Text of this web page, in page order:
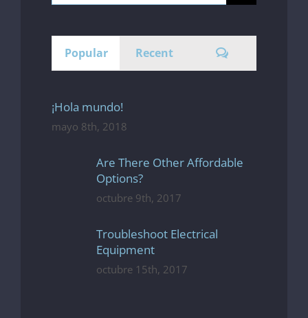
for:
Popular Recent Comments
¡Hola mundo!
mayo 8th, 2018
Are There Other Affordable
Options?
octubre 9th, 2017
Troubleshoot Electrical
Equipment
octubre 15th, 2017